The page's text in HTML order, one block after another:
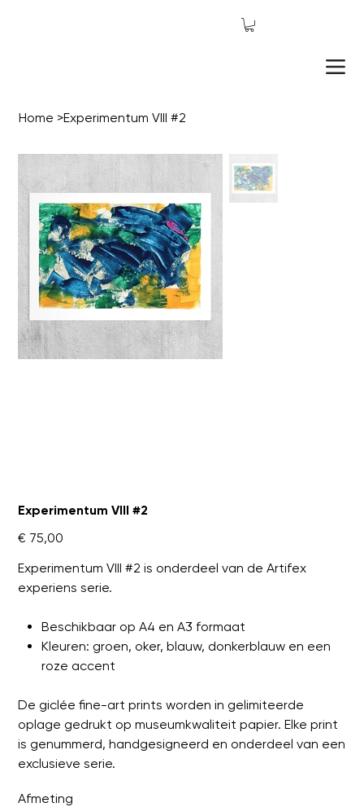
Home >Experimentum VIII #2
Experimentum VIII #2
Prijs
€ 75,00
Experimentum VIII #2 is onderdeel van de Artifex
experiens serie.
Beschikbaar op A4 en A3 formaat
Kleuren: groen, oker, blauw, donkerblauw en een
roze accent
De giclée fine-art prints worden in gelimiteerde
oplage gedrukt op museumkwaliteit papier. Elke print
is genummerd, handgesigneerd en onderdeel van een
exclusieve serie.
Afmeting